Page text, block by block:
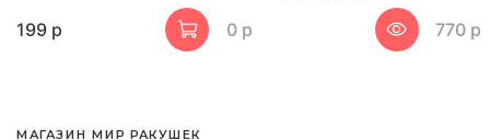
199 р 0 р 770 р
МАГАЗИН МИР РАКУШЕК